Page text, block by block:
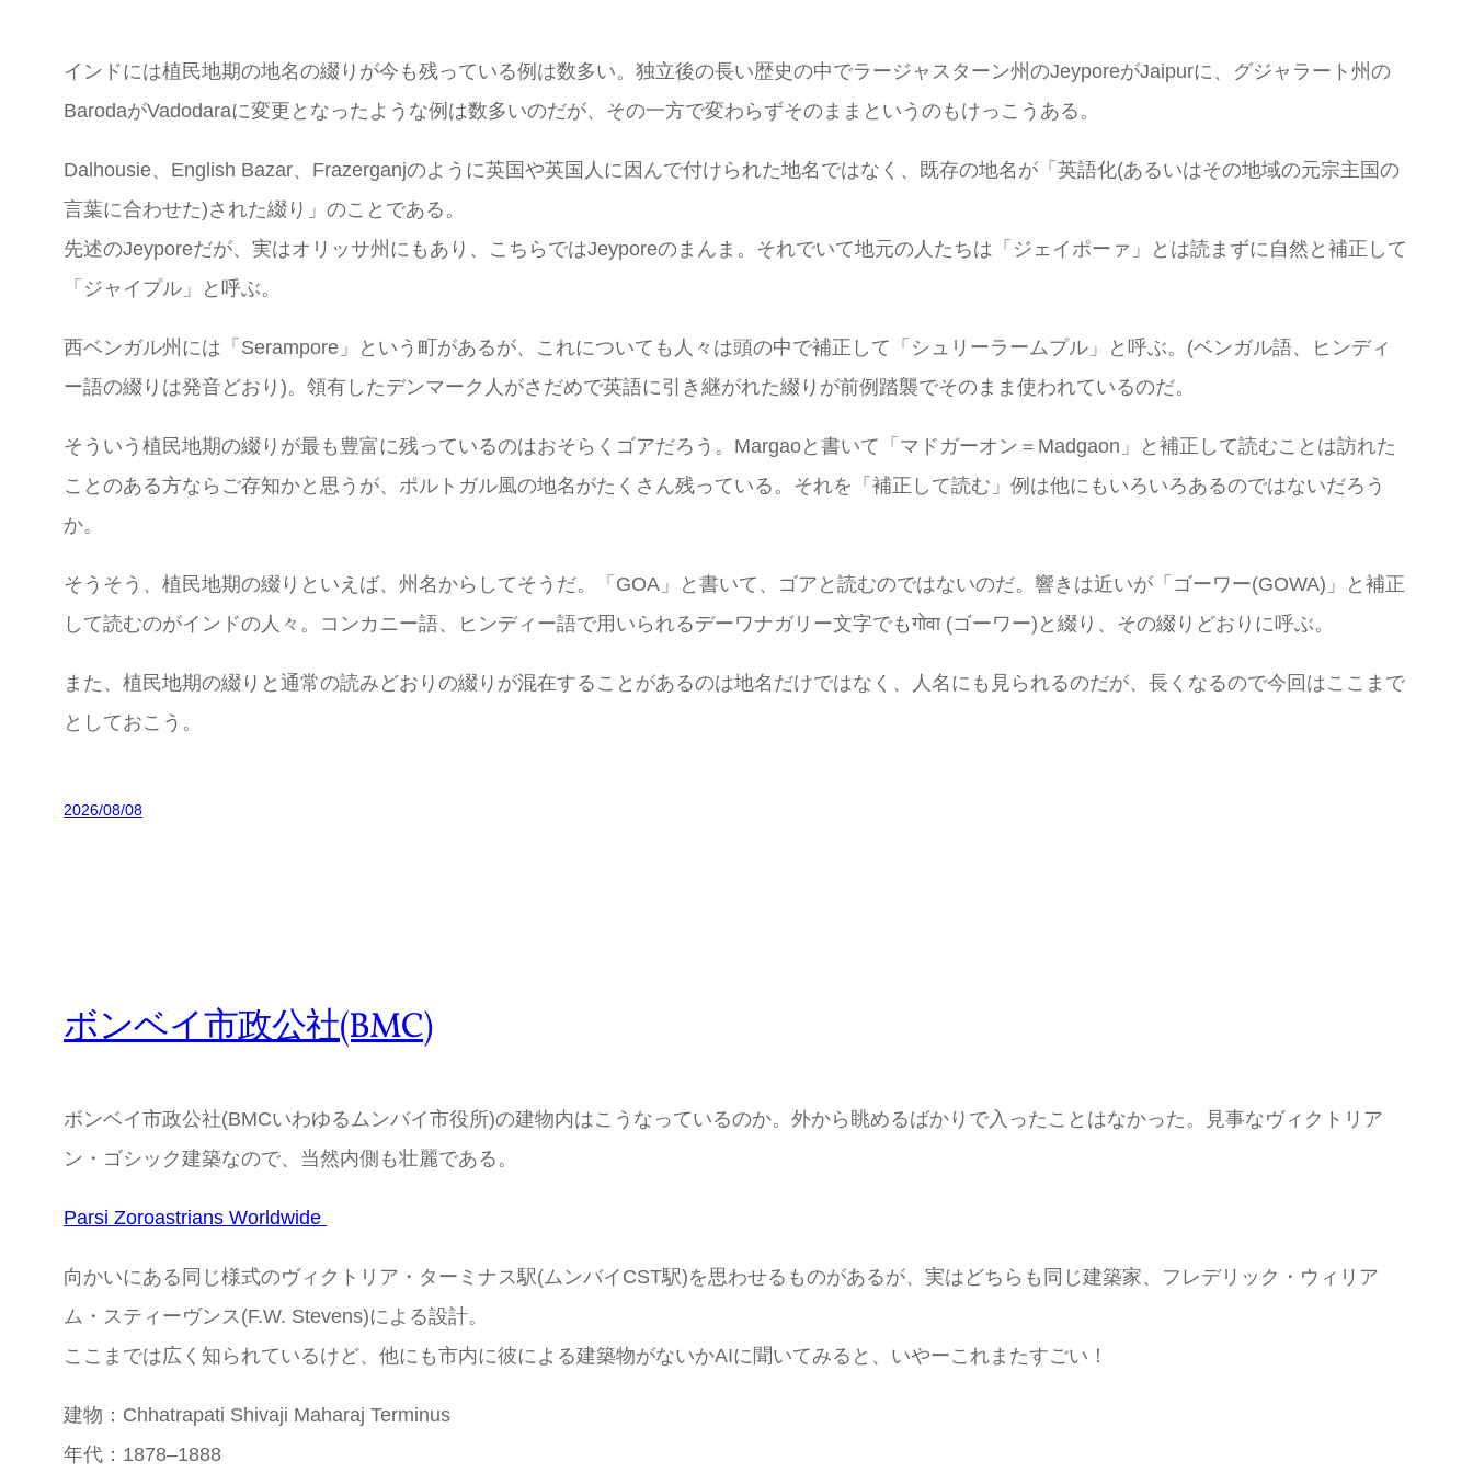
インドには植民地期の地名の綴りが今も残っている例は数多い。独立後の長い歴史の中でラージャスターン州のJeyporeがJaipurに、グジャラート州の
BarodaがVadodaraに変更となったような例は数多いのだが、その一方で変わらずそのままというのもけっこうある。
Dalhousie、English Bazar、Frazerganjのように英国や英国人に因んで付けられた地名ではなく、既存の地名が「英語化(あるいはその地域の元宗主国の
言葉に合わせた)された綴り」のことである。
先述のJeyporeだが、実はオリッサ州にもあり、こちらではJeyporeのまんま。それでいて地元の人たちは「ジェイポーァ」とは読まずに自然と補正して
「ジャイプル」と呼ぶ。
西ベンガル州には「Serampore」という町があるが、これについても人々は頭の中で補正して「シュリーラームプル」と呼ぶ。(ベンガル語、ヒンディ
ー語の綴りは発音どおり)。領有したデンマーク人がさだめで英語に引き継がれた綴りが前例踏襲でそのまま使われているのだ。
そういう植民地期の綴りが最も豊富に残っているのはおそらくゴアだろう。Margaoと書いて「マドガーオン＝Madgaon」と補正して読むことは訪れた
ことのある方ならご存知かと思うが、ポルトガル風の地名がたくさん残っている。それを「補正して読む」例は他にもいろいろあるのではないだろう
か。
そうそう、植民地期の綴りといえば、州名からしてそうだ。「GOA」と書いて、ゴアと読むのではないのだ。響きは近いが「ゴーワー(GOWA)」と補正
して読むのがインドの人々。コンカニー語、ヒンディー語で用いられるデーワナガリー文字でもगोवा (ゴーワー)と綴り、その綴りどおりに呼ぶ。
また、植民地期の綴りと通常の読みどおりの綴りが混在することがあるのは地名だけではなく、人名にも見られるのだが、長くなるので今回はここまで
としておこう。
2026/08/08
ボンベイ市政公社(BMC)
ボンベイ市政公社(BMCいわゆるムンバイ市役所)の建物内はこうなっているのか。外から眺めるばかりで入ったことはなかった。見事なヴィクトリア
ン・ゴシック建築なので、当然内側も壮麗である。
Parsi Zoroastrians Worldwide
向かいにある同じ様式のヴィクトリア・ターミナス駅(ムンバイCST駅)を思わせるものがあるが、実はどちらも同じ建築家、フレデリック・ウィリア
ム・スティーヴンス(F.W. Stevens)による設計。
ここまでは広く知られているけど、他にも市内に彼による建築物がないかAIに聞いてみると、いやーこれまたすごい！
建物：Chhatrapati Shivaji Maharaj Terminus
年代：1878–1888